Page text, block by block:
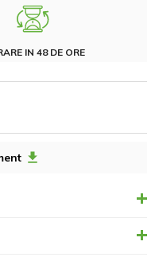
IN 48 DE ORE